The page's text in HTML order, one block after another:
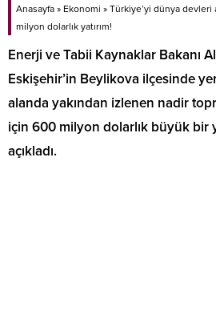
Anasayfa » Ekonomi » Türkiye’yi dünya devleri
milyon dolarlık yatırım!
Enerji ve Tabii Kaynaklar Bakanı
Eskişehir’in Beylikova ilçesinde
alanda yakından izlenen nadir
için 600 milyon dolarlık büyük bir
açıkladı.